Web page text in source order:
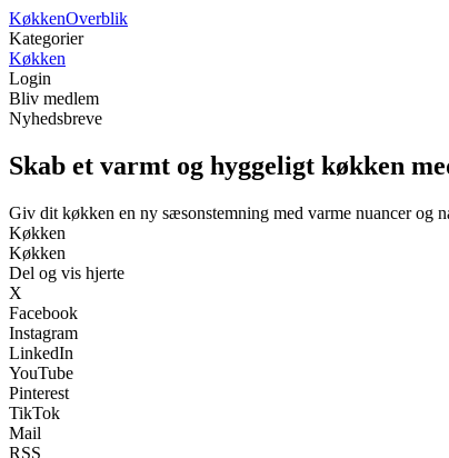
KøkkenOverblik
Kategorier
Køkken
Login
Bliv medlem
Nyhedsbreve
Skab et varmt og hyggeligt køkken
Giv dit køkken en ny sæsonstemning med varme nuancer og
Køkken
Køkken
Del og vis hjerte
X
Facebook
Instagram
LinkedIn
YouTube
Pinterest
TikTok
Mail
RSS